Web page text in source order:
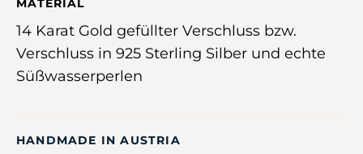
MATERIAL
14 Karat Gold gefüllter Verschluss bzw.
Verschluss in 925 Sterling Silber und echte
Süßwasserperlen
HANDMADE IN AUSTRIA